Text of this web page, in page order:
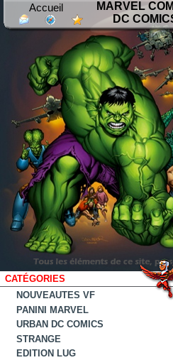
Accueil
MARVEL
DC
contact
plan
du
favoris
CATÉGORIES
NOUVEAUTES VF
PANINI MARVEL
URBAN DC COMICS
STRANGE
EDITION LUG